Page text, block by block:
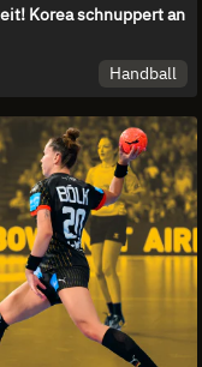
Korea schnuppert an
Handball